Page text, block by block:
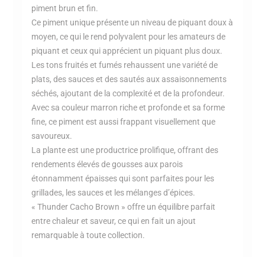
piment brun et fin.
Ce piment unique présente un niveau de piquant doux à
moyen, ce qui le rend polyvalent pour les amateurs de
piquant et ceux qui apprécient un piquant plus doux.
Les tons fruités et fumés rehaussent une variété de
plats, des sauces et des sautés aux assaisonnements
séchés, ajoutant de la complexité et de la profondeur.
Avec sa couleur marron riche et profonde et sa forme
fine, ce piment est aussi frappant visuellement que
savoureux.
La plante est une productrice prolifique, offrant des
rendements élevés de gousses aux parois
étonnamment épaisses qui sont parfaites pour les
grillades, les sauces et les mélanges d’épices.
« Thunder Cacho Brown » offre un équilibre parfait
entre chaleur et saveur, ce qui en fait un ajout
remarquable à toute collection.